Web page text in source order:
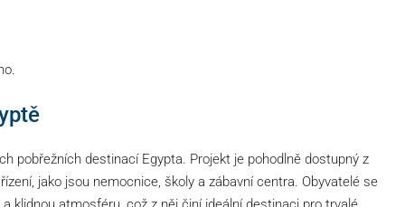
pobřežních destinací Egypta. Projekt je pohodlně dostupný z
jako jsou nemocnice, školy a zábavní centra. Obyvatelé se